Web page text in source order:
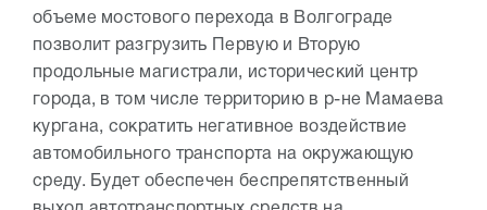
объеме мостового перехода в Волгограде
позволит разгрузить Первую и Вторую
продольные магистрали, исторический центр
города, в том числе территорию в р-не Мамаева
кургана, сократить негативное воздействие
автомобильного транспорта на окружающую
среду. Будет обеспечен беспрепятственный